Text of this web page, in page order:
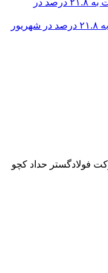
افزایش تورم تولیدکننده در صنعت به ۲۱.۸ درصد در شهریور
فولادگستر حداد کچو